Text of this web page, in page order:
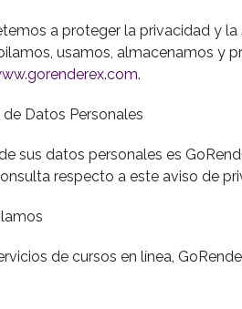
a proteger la privacidad y
usamos, almacenamos y
.
Datos Personales
sus datos personales es
respecto a este aviso de
de cursos en línea,